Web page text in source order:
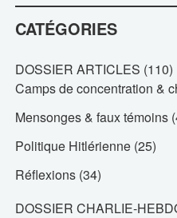
CATÉGORIES
DOSSIER ARTICLES (110)
Camps de concentration &
Mensonges & faux témoins
Politique Hitlérienne(25)
Réflexions(34)
DOSSIER CHARLIE-